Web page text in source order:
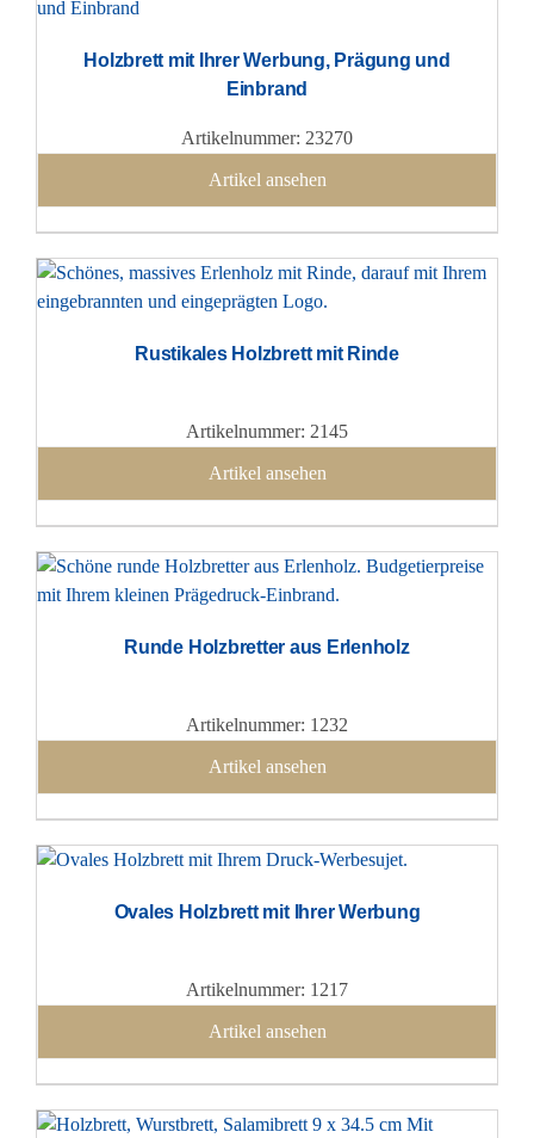
Holzbrett mit Ihrer Werbung, Prägung und
Einbrand
Artikelnummer: 23270
Artikel ansehen
Rustikales Holzbrett mit Rinde
Artikelnummer: 2145
Artikel ansehen
Runde Holzbretter aus Erlenholz
Artikelnummer: 1232
Artikel ansehen
Ovales Holzbrett mit Ihrer Werbung
Artikelnummer: 1217
Artikel ansehen